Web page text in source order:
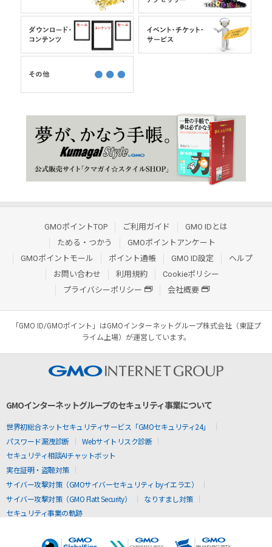
GMOポイントTOP ご利用ガイド
GMO IDとは
ためる・つかう
GMOポイントアンケート
GMOポイントモール
ポイント通帳 GMO ID設定
ヘルプ
お問い合わせ
利用規約
Cookieポリシー
プライバシーポリシー
会社概要
「GMO ID/GMOポイント」はGMOインターネットグループ株式会社（東証プ
ライム上場）が運営しています。
GMOインターネットグループのセキュリティ事業について
世界初総合ネットセキュリティサービス「GMOセキュリティ24」
パスワード漏洩診断
Webサイトリスク診断
セキュリティ相談AIチャットボット
実在証明・盗聴対策
サイバー攻撃対策（GMOサイバーセキュリティ byイエラエ）
サイバー攻撃対策（GMO Flatt Security）
なりすまし対策
セキュリティ事業の軌跡